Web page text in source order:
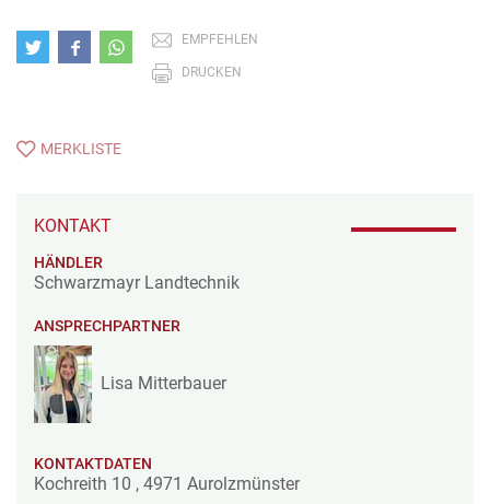
EMPFEHLEN
DRUCKEN
MERKLISTE
KONTAKT
HÄNDLER
Schwarzmayr Landtechnik
ANSPRECHPARTNER
Lisa Mitterbauer
KONTAKTDATEN
Kochreith 10 , 4971 Aurolzmünster